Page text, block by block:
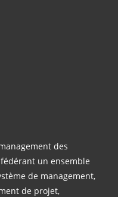
des
un ensemble
de management,
de projet,